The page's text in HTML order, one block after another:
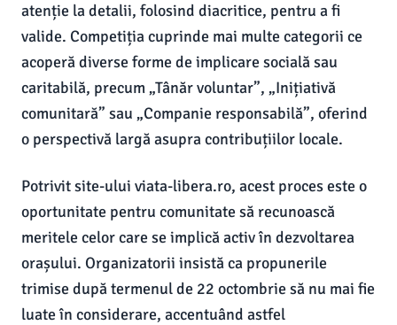
atenție la detalii, folosind diacritice, pentru a fi
valide. Competiția cuprinde mai multe categorii ce
acoperă diverse forme de implicare socială sau
caritabilă, precum „Tânăr voluntar”, „Inițiativă
comunitară” sau „Companie responsabilă”, oferind
o perspectivă largă asupra contribuțiilor locale.
Potrivit site-ului viata-libera.ro, acest proces este o
oportunitate pentru comunitate să recunoască
meritele celor care se implică activ în dezvoltarea
orașului. Organizatorii insistă ca propunerile
trimise după termenul de 22 octombrie să nu mai fie
luate în considerare, accentuând astfel